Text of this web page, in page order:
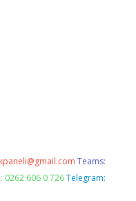
Teams:
0262 606 0 726 Telegram: